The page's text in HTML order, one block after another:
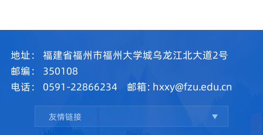
地址：
福建省福州市福州大学城乌龙江北大道2号
邮编：
350108
电话：
0591-22866234 邮箱: hxxy@fzu.edu.cn
友情链接